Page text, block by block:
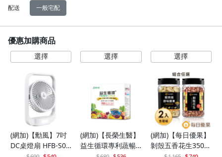
配送 一般宅配
優惠加購商品
(網加)【勳風】7吋
DC桌燈扇 HFB-S06
(網加)【長榮生醫】
益生循環專利蔬暢
(網加)【每日優果】
剝殼五香花生350G